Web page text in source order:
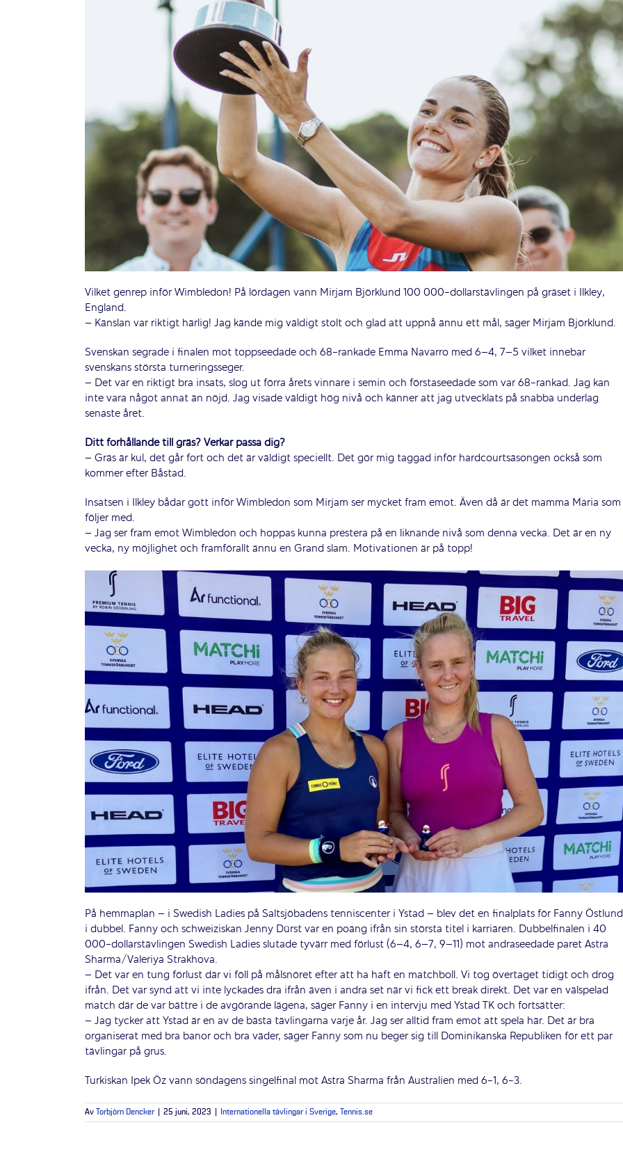
Vilket genrep inför Wimbledon! På lördagen vann Mirjam Björklund 100 000-dollarstävlingen på gräset i Ilkley,
England.
– Känslan var riktigt härlig! Jag kände mig väldigt stolt och glad att uppnå ännu ett mål, säger Mirjam Björklund.
Svenskan segrade i finalen mot toppseedade och 68-rankade Emma Navarro med 6–4, 7–5 vilket innebar
svenskans största turneringsseger.
– Det var en riktigt bra insats, slog ut förra årets vinnare i semin och förstaseedade som var 68-rankad. Jag kan
inte vara något annat än nöjd. Jag visade väldigt hög nivå och känner att jag utvecklats på snabba underlag
senaste året.
Ditt förhållande till gräs? Verkar passa dig?
– Gräs är kul, det går fort och det är väldigt speciellt. Det gör mig taggad inför hardcourtsäsongen också som
kommer efter Båstad.
Insatsen i Ilkley bådar gott inför Wimbledon som Mirjam ser mycket fram emot. Även då är det mamma Maria som
följer med.
– Jag ser fram emot Wimbledon och hoppas kunna prestera på en liknande nivå som denna vecka. Det är en ny
vecka, ny möjlighet och framförallt ännu en Grand slam. Motivationen är på topp!
På hemmaplan – i Swedish Ladies på Saltsjöbadens tenniscenter i Ystad – blev det en finalplats för Fanny Östlund
i dubbel. Fanny och schweiziskan Jenny Dürst var en poäng ifrån sin största titel i karriären. Dubbelfinalen i 40
000-dollarstävlingen Swedish Ladies slutade tyvärr med förlust (6–4, 6–7, 9–11) mot andraseedade paret Astra
Sharma/Valeriya Strakhova.
– Det var en tung förlust där vi föll på målsnöret efter att ha haft en matchboll. Vi tog övertaget tidigt och drog
ifrån. Det var synd att vi inte lyckades dra ifrån även i andra set när vi fick ett break direkt. Det var en välspelad
match där de var bättre i de avgörande lägena, säger Fanny i en intervju med Ystad TK och fortsätter:
– Jag tycker att Ystad är en av de bästa tävlingarna varje år. Jag ser alltid fram emot att spela här. Det är bra
organiserat med bra banor och bra väder, säger Fanny som nu beger sig till Dominikanska Republiken för ett par
tävlingar på grus.
Turkiskan Ipek Öz vann söndagens singelfinal mot Astra Sharma från Australien med 6-1, 6-3.
Av Torbjörn Dencker 25 juni, 2023 Internationella tävlingar i Sverige, Tennis.se